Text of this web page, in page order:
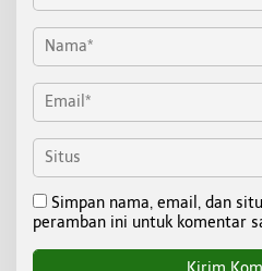
Simpan nama, email, dan
peramban ini untuk komentar